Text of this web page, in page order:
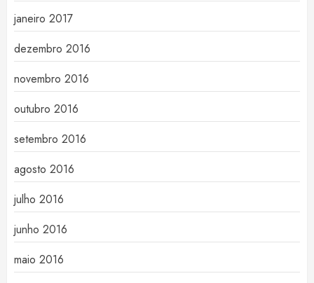
janeiro 2017
dezembro 2016
novembro 2016
outubro 2016
setembro 2016
agosto 2016
julho 2016
junho 2016
maio 2016